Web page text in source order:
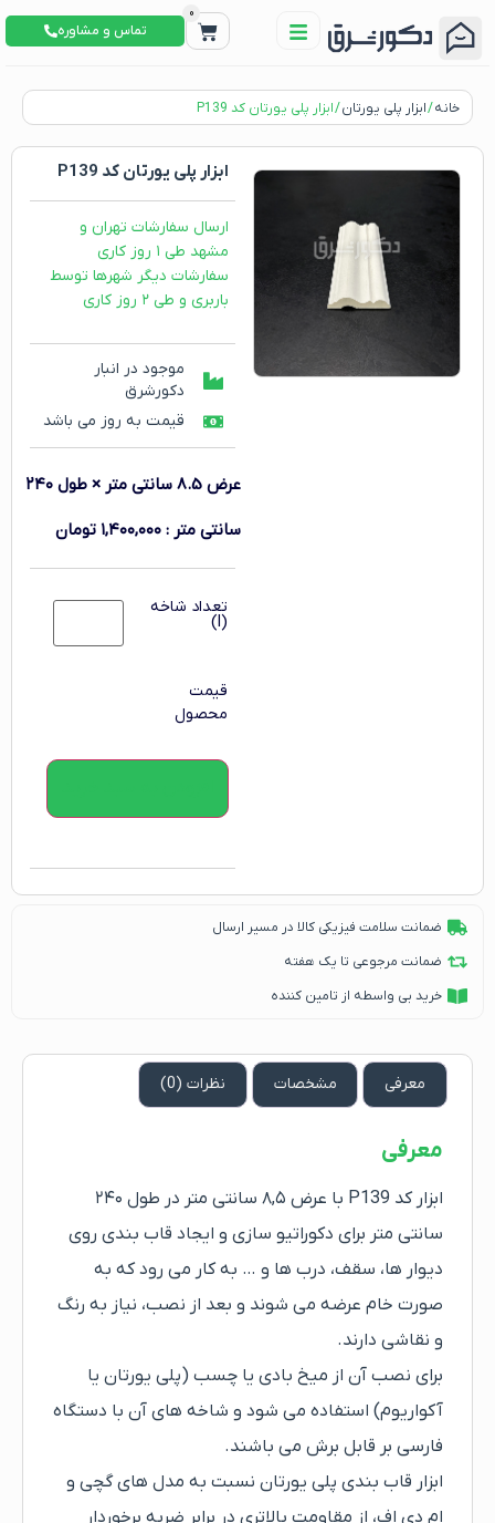
0
تماس و مشاوره
خانه/ابزار پلی یورتان/ ابزار پلی یورتان کد P139
ابزار پلی یورتان کد P139
ارسال سفارشات تهران و
مشهد طی ۱ روز کاری
سفارشات دیگر شهرها توسط
باربری و طی ۲ روز کاری
موجود در انبار
دکورشرق
قیمت به روز می باشد
عرض 8.5 سانتی متر × طول ۲۴۰
سانتی متر :۱,۴۰۰,۰۰۰ تومان
تعداد شاخه
(l)
قیمت
محصول
ضمانت سلامت فیزیکی کالا در مسیر ارسال
ضمانت مرجوعی تا یک هفته
خرید بی واسطه از تامین کننده
معرفی مشخصات نظرات (0)
معرفی
ابزار کد P139 با عرض ۸,۵ سانتی متر در طول ۲۴۰
سانتی متر برای دکوراتیو سازی و ایجاد قاب بندی روی
دیوار ها، سقف، درب ها و … به کار می رود که به
صورت خام عرضه می شوند و بعد از نصب، نیاز به رنگ
و نقاشی دارند.
برای نصب آن از میخ بادی یا چسب (پلی یورتان یا
آکواریوم) استفاده می شود و شاخه های آن با دستگاه
فارسی بر قابل برش می باشند.
ابزار قاب بندی پلی یورتان نسبت به مدل های گچی و
ام دی اف، از مقاومت بالاتری در برابر ضربه برخوردار